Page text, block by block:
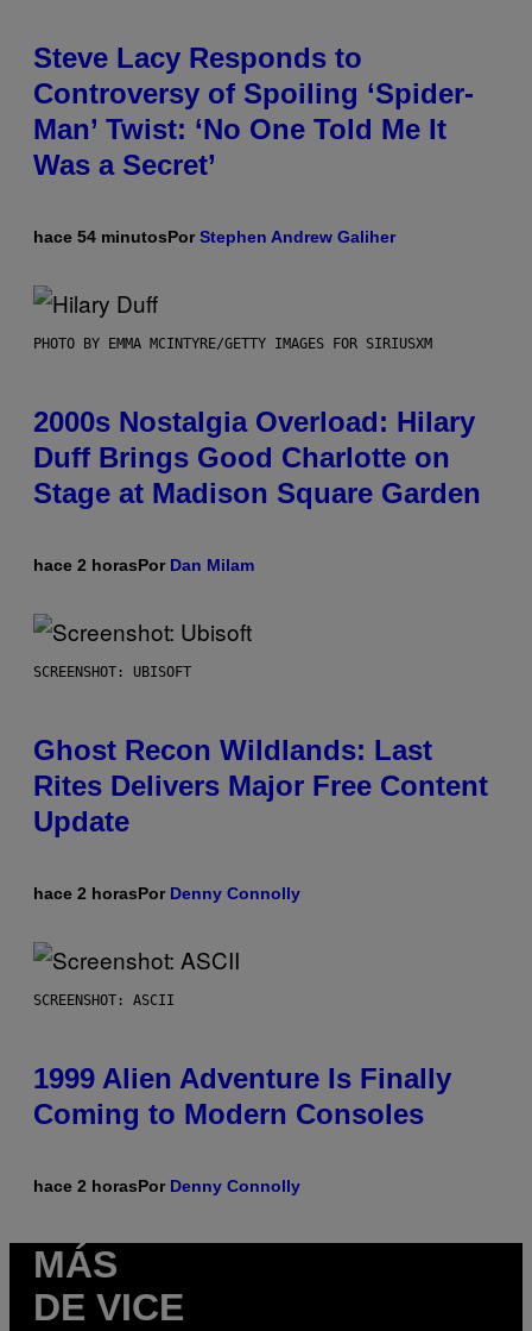
Steve Lacy Responds to
Controversy of Spoiling ‘Spider-
Man’ Twist: ‘No One Told Me It
Was a Secret’
hace 54 minutosPorStephen Andrew Galiher
PHOTO BY EMMA MCINTYRE/GETTY IMAGES FOR SIRIUSXM
2000s Nostalgia Overload: Hilary
Duff Brings Good Charlotte on
Stage at Madison Square Garden
hace 2 horasPor Dan Milam
SCREENSHOT: UBISOFT
Ghost Recon Wildlands: Last
Rites Delivers Major Free Content
Update
hace 2 horasPor Denny Connolly
SCREENSHOT: ASCII
1999 Alien Adventure Is Finally
Coming to Modern Consoles
hace 2 horasPor Denny Connolly
MÁS
DE VICE